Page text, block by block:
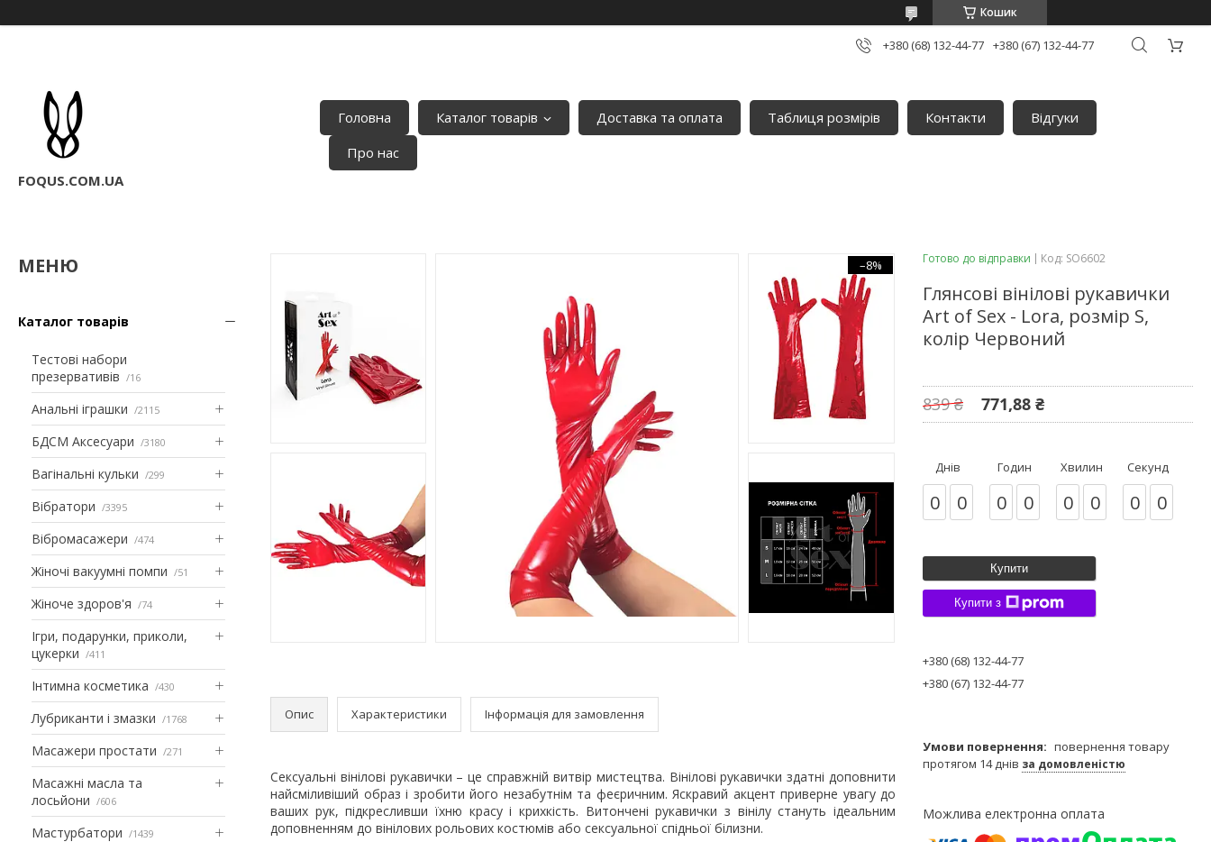
Кошик
+380 (68) 132-44-77 +380 (67) 132-44-77
FOQUS.COM.UA
Головна Каталог товарів Доставка та оплата Таблиця розмірів Контакти
Відгуки
Про нас
Каталог товарів
Тестові набори
презервативів
16
Анальні іграшки 2115
БДСМ Аксесуари 3180
Вагінальні кульки 299
Вібратори 3395
Вібромасажери 474
Жіночі вакуумні помпи 51
Жіноче здоров'я 74
Ігри, подарунки, приколи,
цукерки
411
Інтимна косметика 430
Лубриканти і змазки 1768
Масажери простати 271
Масажні масла та
лосьйони
606
Мастурбатори 1439
–8%
Опис Характеристики Інформація для замовлення
Сексуальні вінілові рукавички – це справжній витвір мистецтва. Вінілові рукавички здатні доповнити
найсміливіший образ і зробити його незабутнім та феєричним. Яскравий акцент приверне увагу до
ваших рук, підкресливши їхню красу і крихкість. Витончені рукавички з вінілу стануть ідеальним
доповненням до вінілових рольових костюмів або сексуальної спідньої білизни.
Готово до відправки Код: SO6602
Глянсові вінілові рукавички
Art of Sex - Lora, розмір S,
колір Червоний
839 ₴ 771,88 ₴
Днів
0 0
Годин
0 0
Хвилин
0 0
Секунд
0 0
Купити
Купити з
+380 (68) 132-44-77
+380 (67) 132-44-77
повернення товару
протягом 14 днів за домовленістю